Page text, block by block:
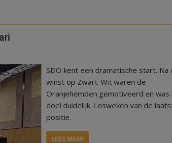
SDO kent een dramatische start. Na
winst op Zwart-Wit waren de
Oranjehemden gemotiveerd en was
doel duidelijk. Losweken van de
positie.
LEES MEER